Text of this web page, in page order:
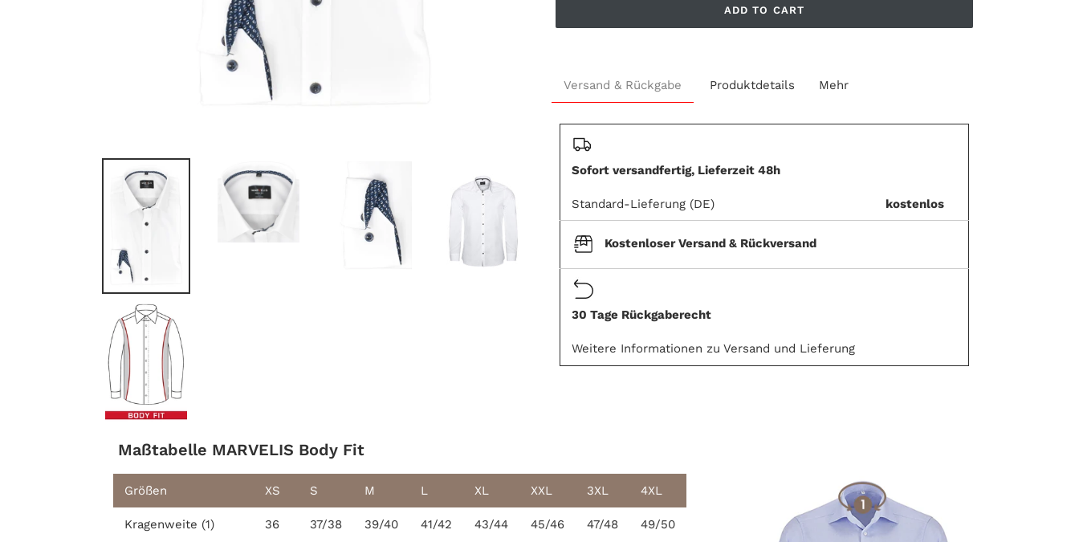
ADD TO CART
product
to
Versand & Rückgabe Produktdetails Mehr
Sofort versandfertig, Lieferzeit 48h
Standard-Lieferung (DE) kostenlos
Kostenloser Versand & Rückversand
30 Tage Rückgaberecht
Weitere Informationen zu Versand und Lieferung
Maßtabelle MARVELIS Body Fit
Größen XS S M L XL XXL 3XL 4XL
Kragenweite (1) 36 37/38 39/40 41/42 43/44 45/46 47/48 49/50